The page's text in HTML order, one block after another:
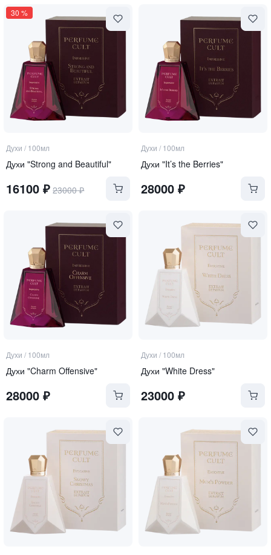
30 %
Духи / 100мл
Духи "Strong and Beautiful"
16100 ₽ 23000₽
Духи / 100мл
Духи "It’s the Berries"
28000₽
Духи / 100мл
Духи "Charm Offensive"
28000 ₽
Духи / 100мл
Духи "White Dress"
23000₽